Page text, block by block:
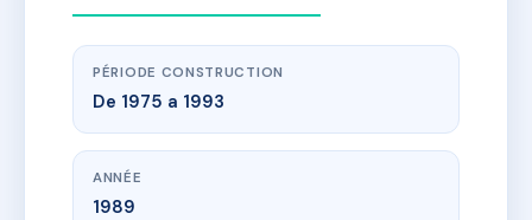
PÉRIODE CONSTRUCTION
De 1975 a 1993
ANNÉE
1989